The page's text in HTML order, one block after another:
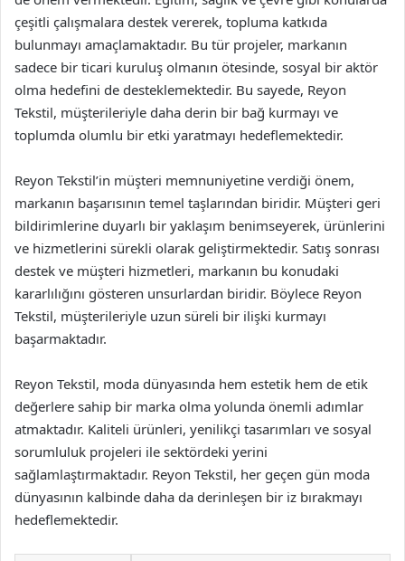
çeşitli çalışmalara destek vererek, topluma katkıda
bulunmayı amaçlamaktadır. Bu tür projeler, markanın
sadece bir ticari kuruluş olmanın ötesinde, sosyal bir aktör
olma hedefini de desteklemektedir. Bu sayede, Reyon
Tekstil, müşterileriyle daha derin bir bağ kurmayı ve
toplumda olumlu bir etki yaratmayı hedeflemektedir.
Reyon Tekstil’in müşteri memnuniyetine verdiği önem,
markanın başarısının temel taşlarından biridir. Müşteri geri
bildirimlerine duyarlı bir yaklaşım benimseyerek, ürünlerini
ve hizmetlerini sürekli olarak geliştirmektedir. Satış sonrası
destek ve müşteri hizmetleri, markanın bu konudaki
kararlılığını gösteren unsurlardan biridir. Böylece Reyon
Tekstil, müşterileriyle uzun süreli bir ilişki kurmayı
başarmaktadır.
Reyon Tekstil, moda dünyasında hem estetik hem de etik
değerlere sahip bir marka olma yolunda önemli adımlar
atmaktadır. Kaliteli ürünleri, yenilikçi tasarımları ve sosyal
sorumluluk projeleri ile sektördeki yerini
sağlamlaştırmaktadır. Reyon Tekstil, her geçen gün moda
dünyasının kalbinde daha da derinleşen bir iz bırakmayı
hedeflemektedir.